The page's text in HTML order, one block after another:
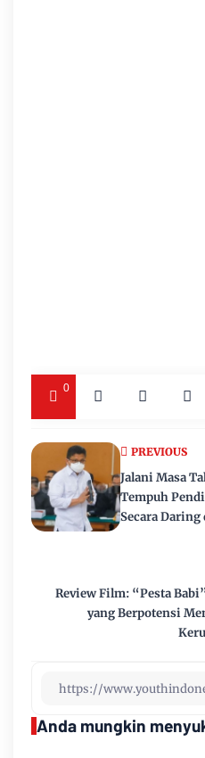
0
Review Film: “Pesta
yang Berpotensi
PREVIOUS
Jalani Masa
Tempuh
Secara
Anda mungkin